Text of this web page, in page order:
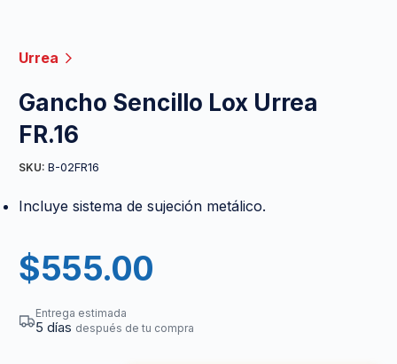
Urrea
Gancho Sencillo Lox Urrea
FR.16
SKU: B-02FR16
Incluye sistema de sujeción metálico.
$555.00
Entrega estimada
5 días después de tu compra